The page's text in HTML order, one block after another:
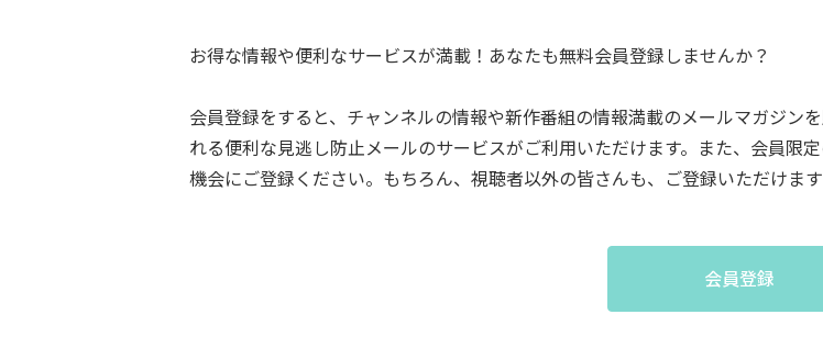
お得な情報や便利なサービスが満載！あなたも無料会員登録しませんか？
会員登録をすると、チャンネルの情報や新作番組の情報満載のメールマガジン
れる便利な見逃し防止メールのサービスがご利用いただけます。また、会員限
機会にご登録ください。もちろん、視聴者以外の皆さんも、ご登録いただけます
会員登録